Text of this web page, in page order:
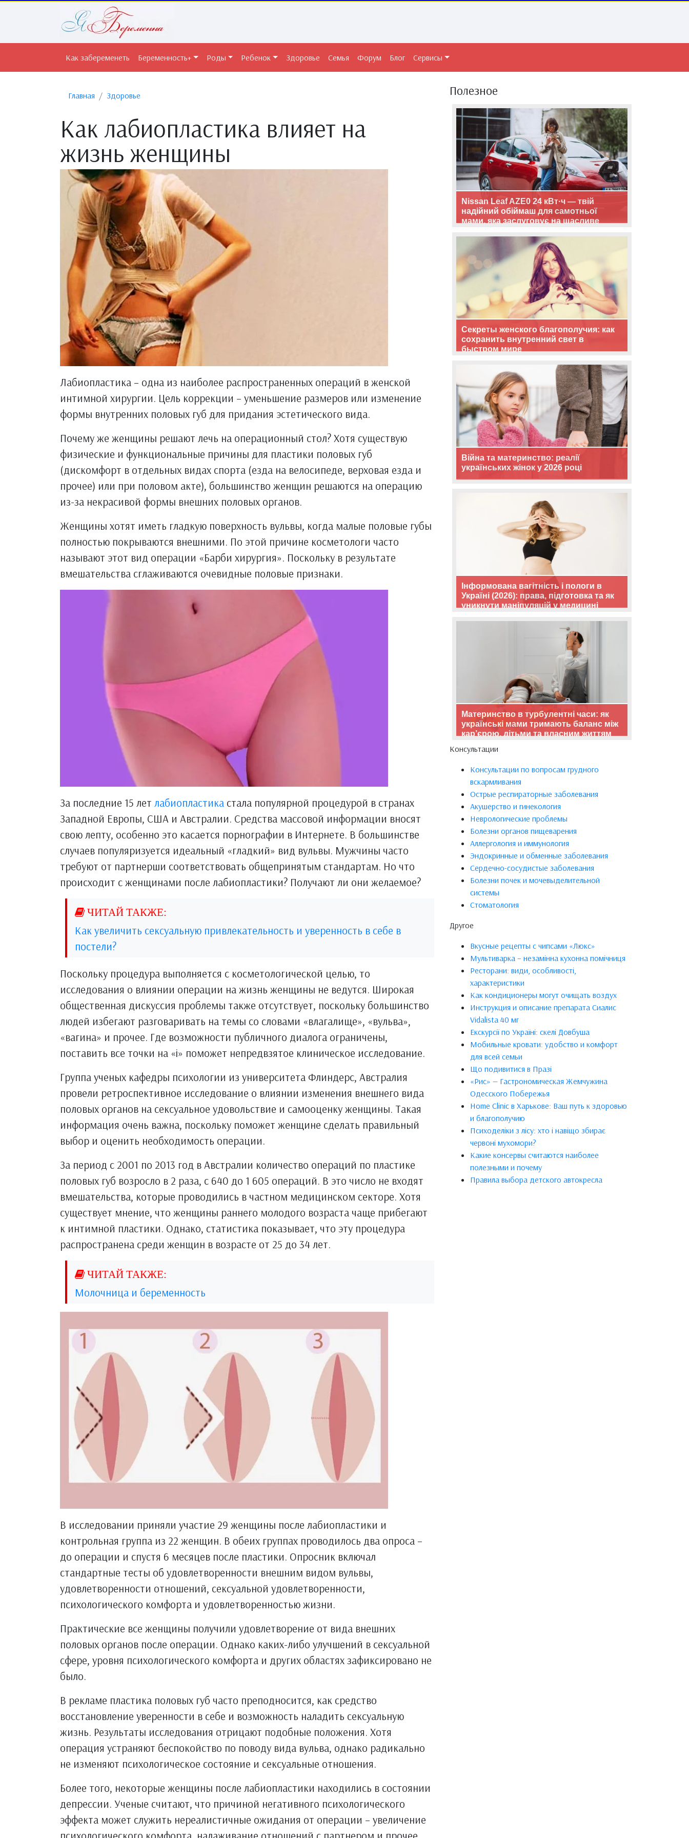
Как забеременеть Беременность+ Роды Ребенок Здоровье Семья Форум Блог Сервисы
Главная Здоровье
Как лабиопластика влияет на
жизнь женщины
Лабиопластика – одна из наиболее распространенных операций в женской
интимной хирургии. Цель коррекции – уменьшение размеров или изменение
формы внутренних половых губ для придания эстетического вида.
Почему же женщины решают лечь на операционный стол? Хотя существую
физические и функциональные причины для пластики половых губ
(дискомфорт в отдельных видах спорта (езда на велосипеде, верховая езда и
прочее) или при половом акте), большинство женщин решаются на операцию
из-за некрасивой формы внешних половых органов.
Женщины хотят иметь гладкую поверхность вульвы, когда малые половые губы
полностью покрываются внешними. По этой причине косметологи часто
называют этот вид операции «Барби хирургия». Поскольку в результате
вмешательства сглаживаются очевидные половые признаки.
За последние 15 лет лабиопластика стала популярной процедурой в странах
Западной Европы, США и Австралии. Средства массовой информации вносят
свою лепту, особенно это касается порнографии в Интернете. В большинстве
случаев популяризуется идеальный «гладкий» вид вульвы. Мужчины часто
требуют от партнерши соответствовать общепринятым стандартам. Но что
происходит с женщинами после лабиопластики? Получают ли они желаемое?
Как увеличить сексуальную привлекательность и уверенность в себе в
постели?
Поскольку процедура выполняется с косметологической целью, то
исследования о влиянии операции на жизнь женщины не ведутся. Широкая
общественная дискуссия проблемы также отсутствует, поскольку большинство
людей избегают разговаривать на темы со словами «влагалище», «вульва»,
«вагина» и прочее. Где возможности публичного диалога ограничены,
поставить все точки на «і» поможет непредвзятое клиническое исследование.
Группа ученых кафедры психологии из университета Флиндерс, Австралия
провели ретроспективное исследование о влиянии изменения внешнего вида
половых органов на сексуальное удовольствие и самооценку женщины. Такая
информация очень важна, поскольку поможет женщине сделать правильный
выбор и оценить необходимость операции.
За период с 2001 по 2013 год в Австралии количество операций по пластике
половых губ возросло в 2 раза, с 640 до 1 605 операций. В это число не входят
вмешательства, которые проводились в частном медицинском секторе. Хотя
существует мнение, что женщины раннего молодого возраста чаще прибегают
к интимной пластики. Однако, статистика показывает, что эту процедура
распространена среди женщин в возрасте от 25 до 34 лет.
Молочница и беременность
В исследовании приняли участие 29 женщины после лабиопластики и
контрольная группа из 22 женщин. В обеих группах проводилось два опроса –
до операции и спустя 6 месяцев после пластики. Опросник включал
стандартные тесты об удовлетворенности внешним видом вульвы,
удовлетворенности отношений, сексуальной удовлетворенности,
психологического комфорта и удовлетворенностью жизни.
Практические все женщины получили удовлетворение от вида внешних
половых органов после операции. Однако каких-либо улучшений в сексуальной
сфере, уровня психологического комфорта и других областях зафиксировано не
было.
В рекламе пластика половых губ часто преподносится, как средство
восстановление уверенности в себе и возможность наладить сексуальную
жизнь. Результаты исследования отрицают подобные положения. Хотя
операция устраняют беспокойство по поводу вида вульва, однако радикально
не изменяют психологическое состояние и сексуальные отношения.
Более того, некоторые женщины после лабиопластики находились в состоянии
депрессии. Ученые считают, что причиной негативного психологического
эффекта может служить нереалистичные ожидания от операции – увеличение
Полезное
Nissan Leaf AZE0 24 кВт·ч — твій
надійний обіймаш для самотньої
мами, яка заслуговує на щасливе
Секреты женского благополучия: как
сохранить внутренний свет в
быстром мире
Війна та материнство: реалії
українських жінок у 2026 році
Інформована вагітність і пологи в
Україні (2026): права, підготовка та як
уникнути маніпуляцій у медицині
Материнство в турбулентні часи: як
українські мами тримають баланс між
кар’єрою, дітьми та власним життям
Консультации
Консультации по вопросам грудного
вскармливания
Острые респираторные заболевания
Акушерство и гинекология
Неврологические проблемы
Болезни органов пищеварения
Аллергология и иммунология
Эндокринные и обменные заболевания
Сердечно-сосудистые заболевания
Болезни почек и мочевыделительной
системы
Стоматология
Другое
Вкусные рецепты с чипсами «Люкс»
Мультиварка – незамінна кухонна помічниця
Ресторани: види, особливості,
характеристики
Как кондиционеры могут очищать воздух
Инструкция и описание препарата Сиалис
Vidalista 40 мг
Екскурсії по Україні: скелі Довбуша
Мобильные кровати: удобство и комфорт
для всей семьи
Що подивитися в Празі
«Рис» — Гастрономическая Жемчужина
Одесского Побережья
Home Clinic в Харькове: Ваш путь к здоровью
и благополучию
Психоделіки з лісу: хто і навіщо збирає
червоні мухомори?
Какие консервы считаются наиболее
полезными и почему
Правила выбора детского автокресла